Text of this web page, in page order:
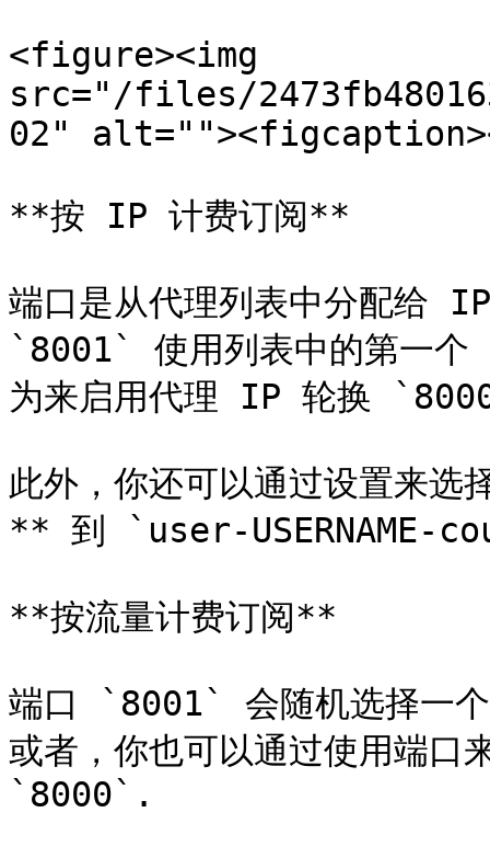
<figure><img
src="/files/
02"
**按 IP 计费订阅**
端口是从代理列表中分配给
`8001` 使用列表中的第一个
为来启用代理 IP 轮换
此外，你还可以通过设置来
** 到 `user-USERNAME-
**按流量计费订阅**
端口 `8001` 会随机选择一
或者，你也可以通过使用端
`8000`.